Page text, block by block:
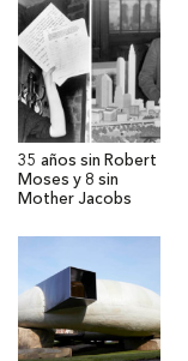
35 años sin Robert
Moses y 8 sin
Mother Jacobs